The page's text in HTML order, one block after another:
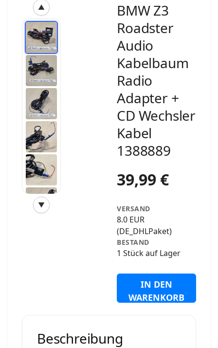
▲
▼
‹
BMW Z3
Roadster
Audio
Kabelbaum
Radio
Adapter +
CD Wechsler
Kabel
1388889
39,99 €
VERSAND
8.0 EUR
(DE_DHLPaket)
BESTAND
1 Stück auf Lager
IN DEN
WARENKORB
Beschreibung